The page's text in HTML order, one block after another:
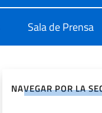
Sala de Prensa
NAVEGAR POR LA